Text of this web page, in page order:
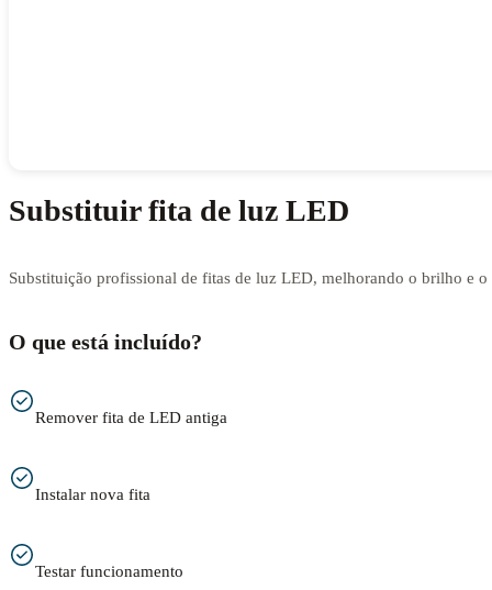
Substituir fita de luz LED
Substituição profissional de fitas de luz LED, melhorando o brilho e o
O que está incluído?
Remover fita de LED antiga
Instalar nova fita
Testar funcionamento